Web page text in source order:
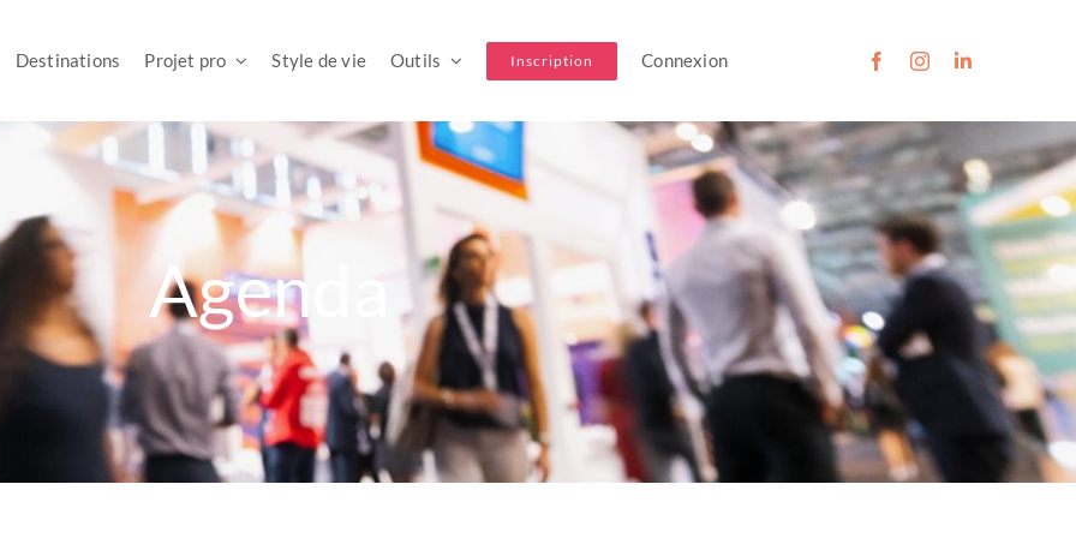
Destinations Projet pro Style de vie Outils Inscription Connexion
Agenda